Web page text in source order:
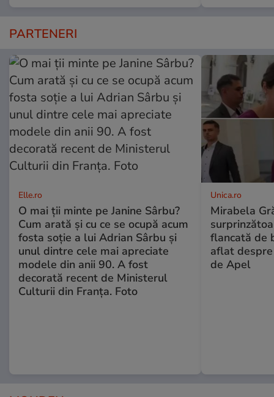
PARTENERI
Elle.ro
O mai ții minte pe Janine Sârbu?
Cum arată și cu ce se ocupă acum
fosta soție a lui Adrian Sârbu și
unul dintre cele mai apreciate
modele din anii 90. A fost
decorată recent de Ministerul
Culturii din Franța. Foto
Unica.ro
Mirabela
flancată de
aflat
de Apel